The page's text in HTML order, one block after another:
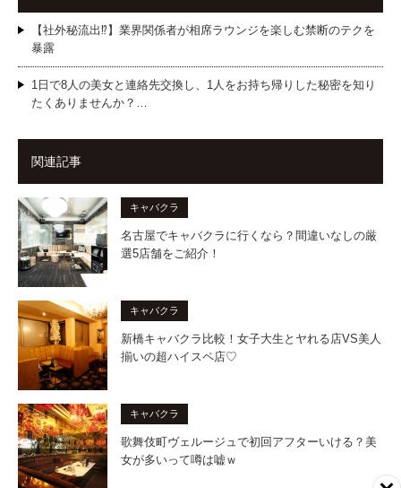
【社外秘流出⁉】業界関係者が相席ラウンジを楽しむ禁断のテクを
暴露
1日で8人の美女と連絡先交換し、1人をお持ち帰りした秘密を知り
たくありませんか？…
関連記事
キャバクラ
名古屋でキャバクラに行くなら？間違いなしの厳
選5店舗をご紹介！
キャバクラ
新橋キャバクラ比較！女子大生とヤれる店VS美人
揃いの超ハイスペ店♡
キャバクラ
歌舞伎町ヴェルージュで初回アフターいける？美
女が多いって噂は嘘ｗ